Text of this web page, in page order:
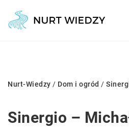
Nurt-Wiedzy / Dom i ogród /
Sinergio –